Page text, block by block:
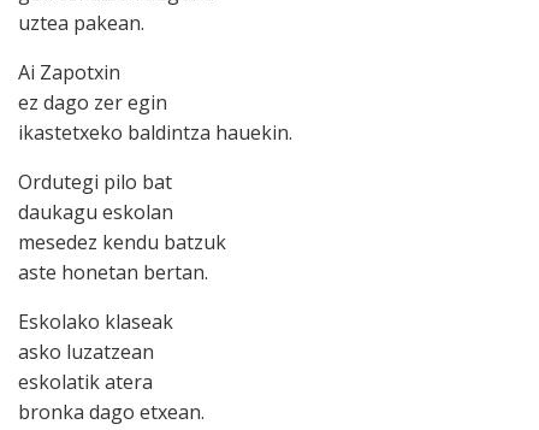
uztea pakean.
Ai Zapotxin
ez dago zer egin
ikastetxeko baldintza hauekin.
Ordutegi pilo bat
daukagu eskolan
mesedez kendu batzuk
aste honetan bertan.
Eskolako klaseak
asko luzatzean
eskolatik atera
bronka dago etxean.